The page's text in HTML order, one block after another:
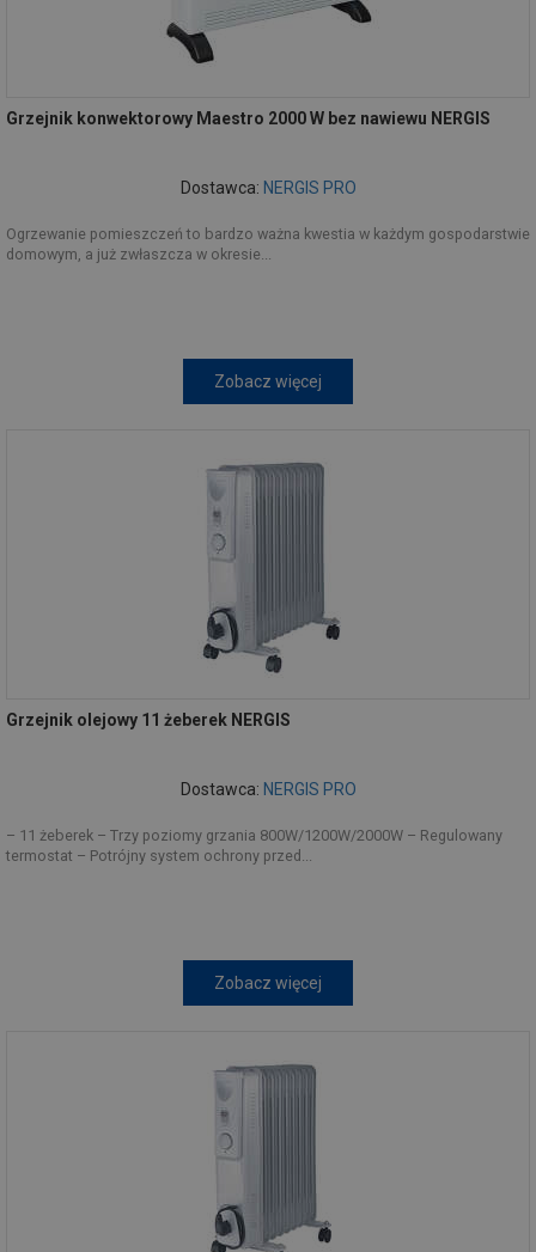
Grzejnik konwektorowy Maestro 2000 W bez nawiewu NERGIS
Dostawca: NERGIS PRO
Ogrzewanie pomieszczeń to bardzo ważna kwestia w każdym gospodarstwie
domowym, a już zwłaszcza w okresie...
Zobacz więcej
Grzejnik olejowy 11 żeberek NERGIS
Dostawca: NERGIS PRO
– 11 żeberek – Trzy poziomy grzania 800W/1200W/2000W – Regulowany
termostat – Potrójny system ochrony przed...
Zobacz więcej